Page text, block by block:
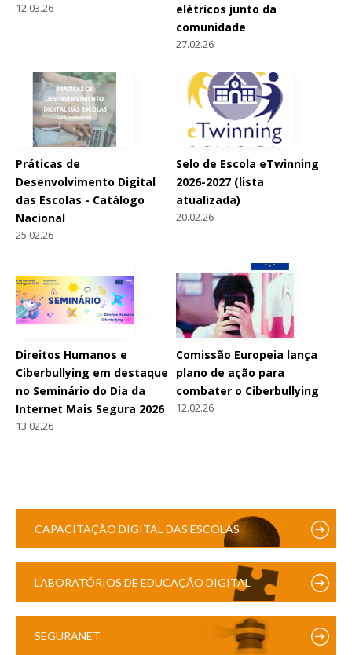
12.03.26
elétricos junto da
comunidade
27.02.26
Práticas de
Desenvolvimento Digital
das Escolas - Catálogo
Nacional
25.02.26
Selo de Escola eTwinning
2026-2027 (lista
atualizada)
20.02.26
Direitos Humanos e
Ciberbullying em destaque
no Seminário do Dia da
Internet Mais Segura 2026
13.02.26
Comissão Europeia lança
plano de ação para
combater o Ciberbullying
12.02.26
CAPACITAÇÃO DIGITAL DAS ESCOLAS
LABORATÓRIOS DE EDUCAÇÃO DIGITAL
SEGURANET